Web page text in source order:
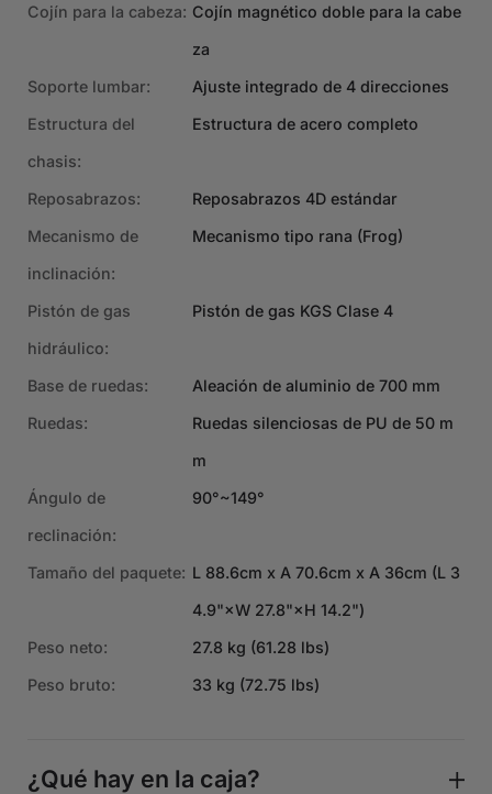
Cojín para la cabeza: Cojín magnético doble para la cabe
za
Soporte lumbar:
Ajuste integrado de 4 direcciones
Estructura del
chasis:
Estructura de acero completo
Reposabrazos:
Reposabrazos 4D estándar
Mecanismo de
inclinación:
Mecanismo tipo rana (Frog)
Pistón de gas
hidráulico:
Pistón de gas KGS Clase 4
Base de ruedas:
Aleación de aluminio de 700 mm
Ruedas:
Ruedas silenciosas de PU de 50 m
m
Ángulo de
reclinación:
90°~149°
Tamaño del paquete: L 88.6cm x A 70.6cm x A 36cm (L 3
4.9"×W 27.8"×H 14.2")
Peso neto:
27.8 kg (61.28 lbs)
Peso bruto:
33 kg (72.75 lbs)
¿Qué hay en la caja?